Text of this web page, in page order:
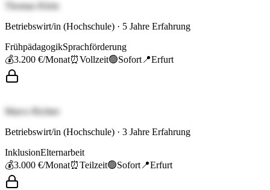
Thomas Klein
Betriebswirt/in (Hochschule) · 5 Jahre Erfahrung
FrühpädagogikSprachförderung
💰3.200 €/Monat⏰Vollzeit🟢Sofort 📍Erfurt
Marco Richter
Betriebswirt/in (Hochschule) · 3 Jahre Erfahrung
InklusionElternarbeit
💰3.000 €/Monat⏰Teilzeit🟢Sofort 📍Erfurt